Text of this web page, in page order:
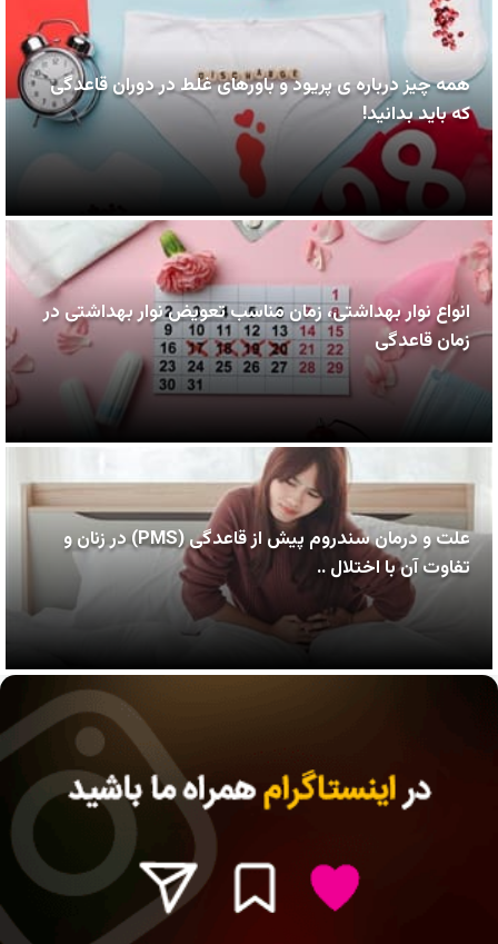
همه چیز درباره ی پریود و باورهای غلط در دوران قاعدگی
که باید بدانید!
انواع نوار بهداشتی، زمان مناسب تعویض نوار بهداشتی در
زمان قاعدگی
علت و درمان سندروم پیش از قاعدگی (PMS) در زنان و
تفاوت آن با اختلال ..